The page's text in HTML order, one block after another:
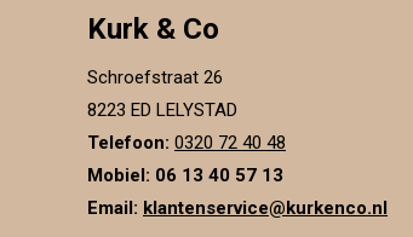
Kurk & Co
Schroefstraat 26
8223 ED LELYSTAD
Telefoon: 0320 72 40 48
Mobiel: 06 13 40 57 13
Email: klantenservice@kurkenco.nl